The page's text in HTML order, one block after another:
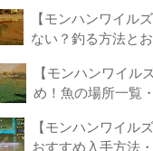
【モンハンワイル
ない？釣る方法と
【モンハンワイル
め！魚の場所一覧
【モンハンワイル
おすすめ入手方法